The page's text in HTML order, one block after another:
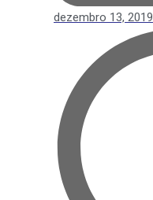
dezembro 13, 2019